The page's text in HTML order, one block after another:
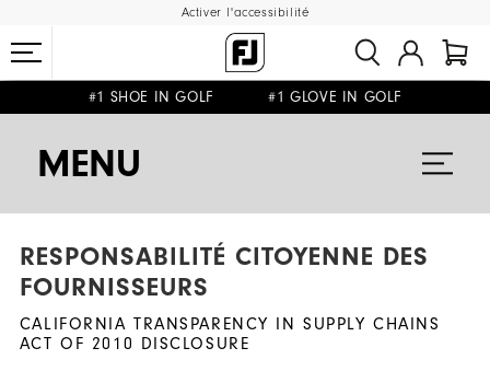
Activer l'accessibilité
#1 SHOE IN GOLF #1 GLOVE IN GOLF
MENU
RESPONSABILITÉ CITOYENNE DES
FOURNISSEURS
CALIFORNIA TRANSPARENCY IN SUPPLY CHAINS
ACT OF 2010 DISCLOSURE